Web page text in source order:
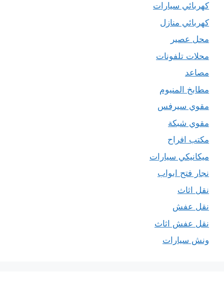
كهربائي سيارات
كهربائي منازل
محل عصير
محلات تلفونات
مصاعد
مطابخ المنيوم
مقوي سيرفس
مقوي شبكة
مكتب افراح
ميكانيكي سيارات
نجار فتح ابواب
نقل اثاث
نقل عفش
نقل عفش اثاث
ونش سيارات